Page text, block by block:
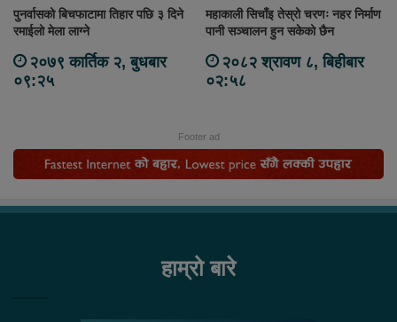
पुनर्वासको बिचफाटामा तिहार पछि ३ दिने
रमाईलो मेला लाग्ने
२०७९ कार्तिक २, बुधबार
०९:२५
महाकाली सिचाँइ तेस्रो चरणः नहर निर्माण
पानी सञ्चालन हुन सकेको छैन
२०८२ श्रावण ८, बिहीबार
०२:५८
Footer ad
हाम्रो बारे